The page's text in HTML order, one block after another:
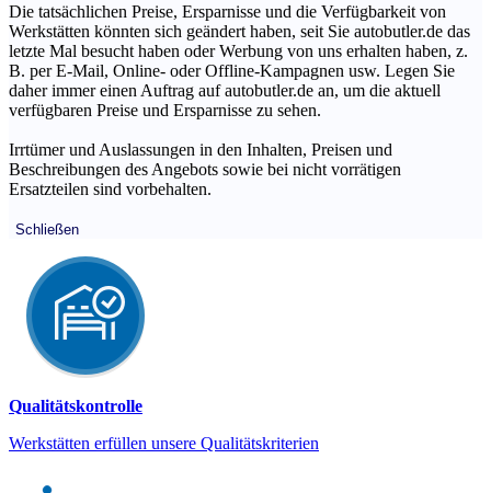
Die tatsächlichen Preise, Ersparnisse und die Verfügbarkeit von
Werkstätten könnten sich geändert haben, seit Sie autobutler.de das
letzte Mal besucht haben oder Werbung von uns erhalten haben, z.
B. per E-Mail, Online- oder Offline-Kampagnen usw. Legen Sie
daher immer einen Auftrag auf autobutler.de an, um die aktuell
verfügbaren Preise und Ersparnisse zu sehen.
Irrtümer und Auslassungen in den Inhalten, Preisen und
Beschreibungen des Angebots sowie bei nicht vorrätigen
Ersatzteilen sind vorbehalten.
Schließen
Qualitätskontrolle
Werkstätten erfüllen unsere Qualitätskriterien